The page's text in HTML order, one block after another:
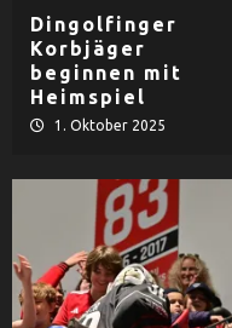
Dingolfinger
Korbjäger
beginnen mit
Heimspiel
1. Oktober 2025